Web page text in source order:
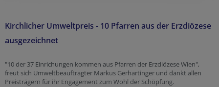
Kirchlicher Umweltpreis - 10 Pfarren aus der Erzdiözese
ausgezeichnet
"10 der 37 Einrichungen kommen aus Pfarren der Erzdiözese Wien",
freut sich Umweltbeauftragter Markus Gerhartinger und dankt allen
Preisträgern für ihr Engagement zum Wohl der Schöpfung.